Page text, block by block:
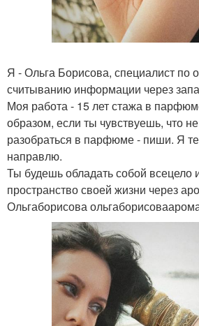
Я - Ольга Борисова, специалист по
считыванию информации через
Моя работа - 15 лет стажа в
образом, если ты чувствуешь, что
разобраться в парфюме - пиши. Я
направлю.
Ты будешь обладать собой всецело
пространство своей жизни через
Ольгаборисова